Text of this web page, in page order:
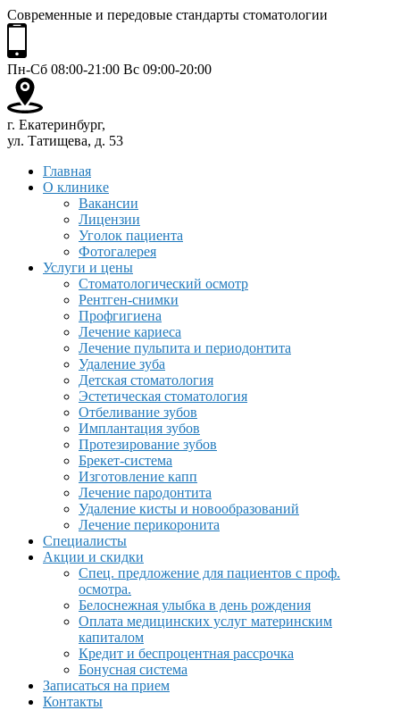
Современные и передовые стандарты стоматологии
Пн-Сб 08:00-21:00 Вс 09:00-20:00
г. Екатеринбург,
ул. Татищева, д. 53
Главная
О клинике
Вакансии
Лицензии
Уголок пациента
Фотогалерея
Услуги и цены
Стоматологический осмотр
Рентген-снимки
Профгигиена
Лечение кариеса
Лечение пульпита и периодонтита
Удаление зуба
Детская стоматология
Эстетическая стоматология
Отбеливание зубов
Имплантация зубов
Протезирование зубов
Брекет-система
Изготовление капп
Лечение пародонтита
Удаление кисты и новообразований
Лечение перикоронита
Специалисты
Акции и скидки
Спец. предложение для пациентов с проф.
осмотра.
Белоснежная улыбка в день рождения
Оплата медицинских услуг материнским
капиталом
Кредит и беспроцентная рассрочка
Бонусная система
Записаться на прием
Контакты